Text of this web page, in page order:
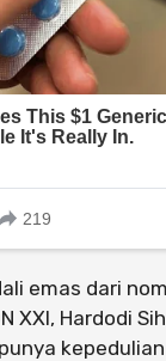
emas dari
XXI, Hardodi